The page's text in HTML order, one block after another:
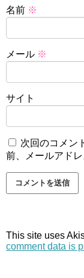
名前 ※
メール ※
サイト
次回のコメン
前、メールアドレ
This site uses
comment data is